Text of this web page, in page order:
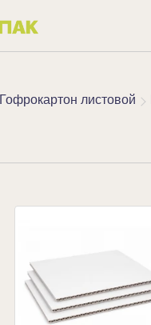
Гофрокартон листовой